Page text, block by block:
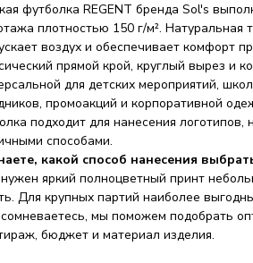
футболка REGENT бренда Sol's
плотностью 150 г/м². Натуральная
воздух и обеспечивает комфорт
прямой крой, круглый вырез и
для детских мероприятий,
промоакций и корпоративной
подходит для нанесения
способами.
какой способ нанесения
яркий полноцветный принт
Для крупных партий наиболее
мы поможем подобрать
бюджет и материал изделия.